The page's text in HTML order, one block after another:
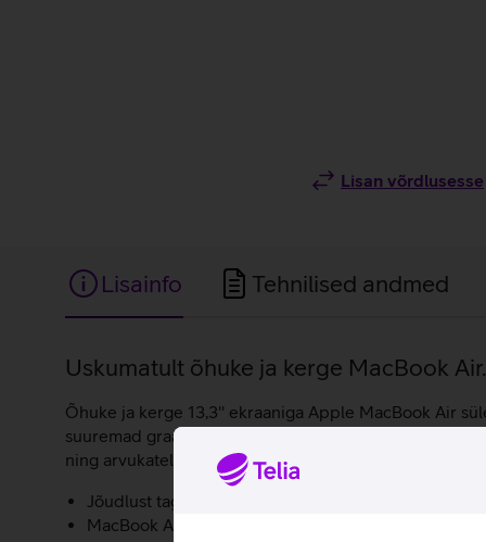
Lisan võrdlusesse
Lisainfo Tehnilised andmed
Lisainfo
Uskumatult õhuke ja kerge MacBook Air.
Õhuke ja kerge 13,3'' ekraaniga Apple MacBook Air
suuremad graafikatöötlused ja mängud viia täiesti
ning arvukatele rakendustele. Apple MacBook Air M1
Jõudlust tagab Apple M1 süsteemikiip, tänu millele
MacBook Airi klaviatuuril on käärmehhanism, mis